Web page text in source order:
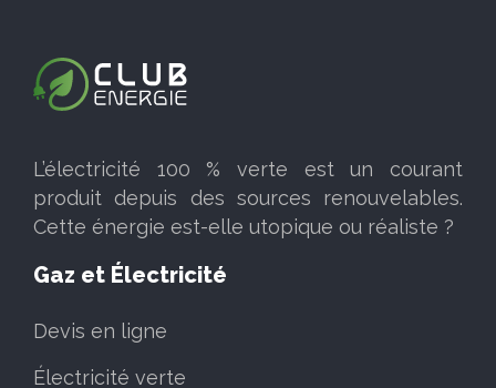
L’électricité 100 % verte est un courant
produit depuis des sources renouvelables.
Cette énergie est-elle utopique ou réaliste ?
Gaz et Électricité
Devis en ligne
Électricité verte